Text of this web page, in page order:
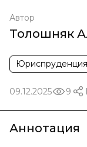
Автор
Толошняк
Юриспруденция
09.12.2025 9
Аннотация